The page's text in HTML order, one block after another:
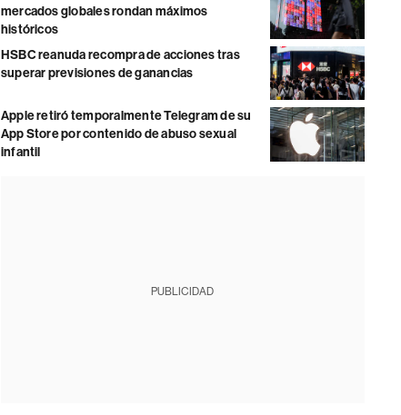
mercados globales rondan máximos
históricos
HSBC reanuda recompra de acciones tras
superar previsiones de ganancias
Apple retiró temporalmente Telegram de su
App Store por contenido de abuso sexual
infantil
PUBLICIDAD